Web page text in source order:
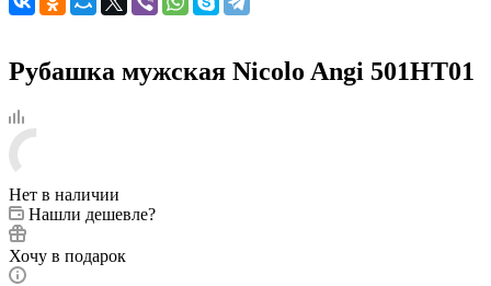
Рубашка мужская Nicolo Angi 501НТ01
Нет в наличии
Нашли дешевле?
Хочу в подарок